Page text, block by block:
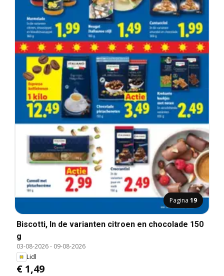
Pagina 19
Biscotti, In de varianten citroen en chocolade 150
g
03-08-2026- 09-08-2026
Lidl
€ 1,49